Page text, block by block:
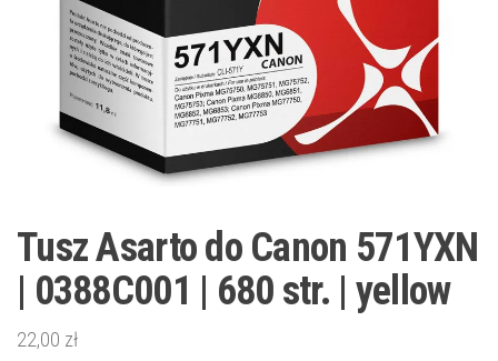
Tusz Asarto do Canon 571YXN
| 0388C001 | 680 str. | yellow
22,00 zł